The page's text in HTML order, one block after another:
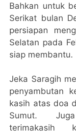
Bahkan untuk
Serikat bulan
persiapan
Selatan pada
siap membantu.
Jeka Saragih
penyambutan
kasih atas doa
Sumut.
terimakasih